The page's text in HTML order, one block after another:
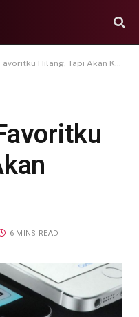
Hilang, Tapi Akan Kembali?
6 MINS READ